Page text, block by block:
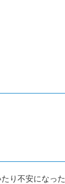
り不安になった